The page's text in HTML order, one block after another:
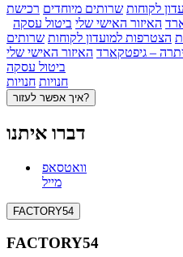
לקוחות שרותים מיוחדים רכישת
האיזור האישי שלי ביטול עסקה
הצטרפות למועדון לקוחות שרותים
– גיפטקארד האיזור האישי שלי
ביטול עסקה
חנויות חנויות
איך אפשר לעזור?
דברו איתנו
וואטסאפ
מייל
FACTORY54
FACTORY54